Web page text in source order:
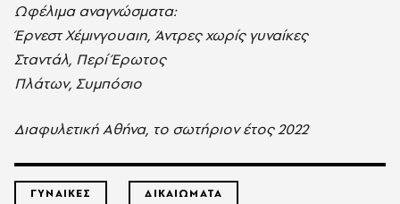
Ωφέλιµα αναγνώσµατα:
Έρνεστ Χέµινγουαιη, Άντρες χωρίς γυναίκες
Σταντάλ, Περί Έρωτος
Πλάτων, Συµπόσιο
Διαφυλετική Αθήνα, το σωτήριον έτος 2022
ΓΥΝΑΙΚΕΣ
ΔΙΚΑΙΩΜΑΤΑ